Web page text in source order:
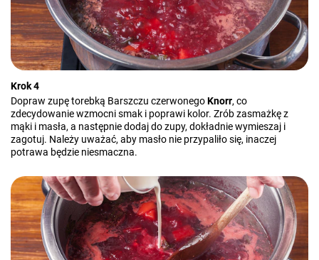
Krok 4
Dopraw zupę torebką Barszczu czerwonegoKnorr, co
zdecydowanie wzmocni smak i poprawi kolor. Zrób zasmażkę z
mąki i masła, a następnie dodaj do zupy, dokładnie wymieszaj i
zagotuj. Należy uważać, aby masło nie przypaliło się, inaczej
potrawa będzie niesmaczna.